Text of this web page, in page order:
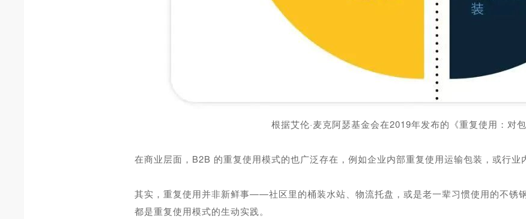
根据艾伦·麦克阿瑟基金会在2019年发布的《重复使用：对
在商业层面，B2B 的重复使用模式的也广泛存在，例如企业内部重复使用运输包装，或行业
其实，重复使用并非新鲜事——社区里的桶装水站、物流托盘，或是老一辈习惯使用的不锈
都是重复使用模式的生动实践。